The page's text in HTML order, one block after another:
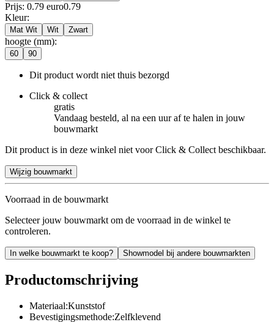
Prijs: 0.79 euro0.79
Kleur:
Mat Wit Wit Zwart
hoogte (mm):
60 90
Dit product wordt niet thuis bezorgd
Click & collect
gratis
Vandaag besteld, al na een uur af te halen in jouw
bouwmarkt
Dit product is in deze winkel niet voor Click & Collect beschikbaar.
Wijzig bouwmarkt
Voorraad in de bouwmarkt
Selecteer jouw bouwmarkt om de voorraad in de winkel te
controleren.
In welke bouwmarkt te koop? Showmodel bij andere bouwmarkten
Productomschrijving
Materiaal:Kunststof
Bevestigingsmethode:Zelfklevend